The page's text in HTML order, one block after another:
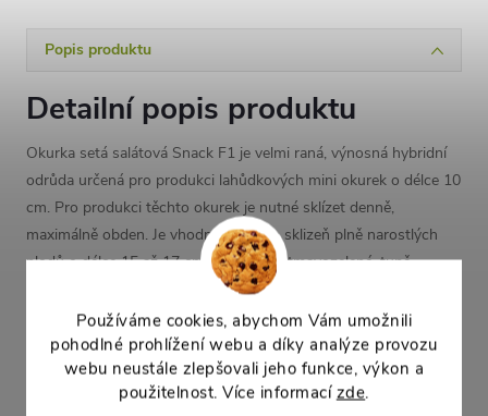
Používáme cookies, abychom Vám umožnili
pohodlné prohlížení webu a díky analýze provozu
webu neustále zlepšovali jeho funkce, výkon a
použitelnost. Více informací zde.
Popis produktu
Detailní popis produktu
Okurka setá salátová Snack F1 je velmi raná, výnosná hybridní
odrůda určená pro produkci lahůdkových mini okurek o délce 10
cm. Pro produkci těchto okurek je nutné sklízet denně,
maximálně obden. Je vhodná také pro sklizeň plně narostlých
plodů o délce 15 až 17 cm. Plody jsou tmavozelené, tupě
zakončené, geneticky nehořké. Mají pevnější slupku a jsou
krátkodobě skladovatelné. Odrůda je vhodná pro celoroční
pěstování ve sklenících, fóliovnících a plastových tunelech.
Parametry produktu